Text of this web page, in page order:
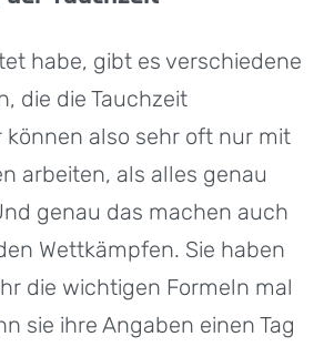
habe, gibt es verschiedene
die die Tauchzeit
können also sehr oft nur mit
arbeiten, als alles genau
genau das machen auch
Wettkämpfen. Sie haben
die wichtigen Formeln mal
sie ihre Angaben einen Tag